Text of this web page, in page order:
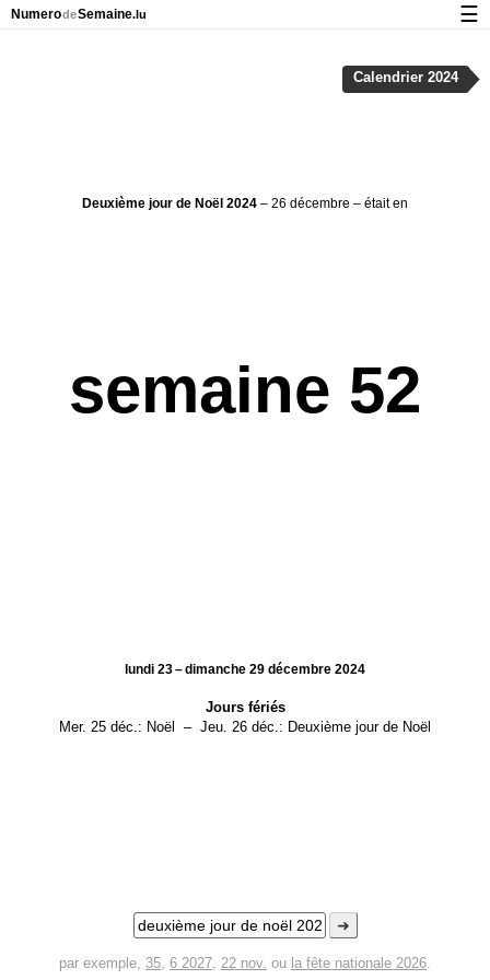
Deuxième jour de Noël 2024 – 26 décembre – était en
semaine 52
lundi 23 – dimanche 29 décembre 2024
Jours fériés
Mer. 25 déc.: Noël – Jeu. 26 déc.: Deuxième jour de Noël
➜
par exemple, 35, 6 2027, 22 nov. ou la fête nationale 2026.
Calendrier 2024
NumerodeSemaine.lu ☰